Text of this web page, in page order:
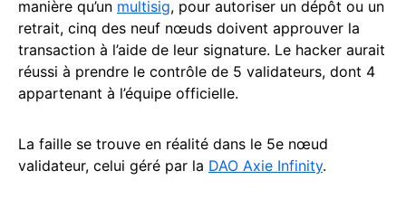
manière qu’un multisig, pour autoriser un dépôt ou un
retrait, cinq des neuf nœuds doivent approuver la
transaction à l’aide de leur signature. Le hacker aurait
réussi à prendre le contrôle de 5 validateurs, dont 4
appartenant à l’équipe officielle.
La faille se trouve en réalité dans le 5e nœud
validateur, celui géré par la DAO Axie Infinity.